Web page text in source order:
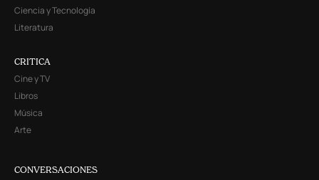
Ciencia y Tecnología
Literatura
CRITICA
Cine y TV
Libros
Música
Arte
CONVERSACIONES